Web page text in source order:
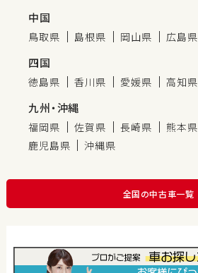
中国
鳥取県 島根県 岡山県 広島県
四国
徳島県 香川県 愛媛県 高知県
九州・沖縄
福岡県 佐賀県 長崎県 熊本県
鹿児島県
沖縄県
全国の中古車一覧